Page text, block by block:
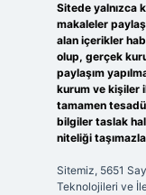
Sitede yalnızca
makaleler
alan içerikler
olup, gerçek
paylaşım
kurum ve kişiler
tamamen
bilgiler taslak
niteliği
Sitemiz, 5651
Teknolojileri ve